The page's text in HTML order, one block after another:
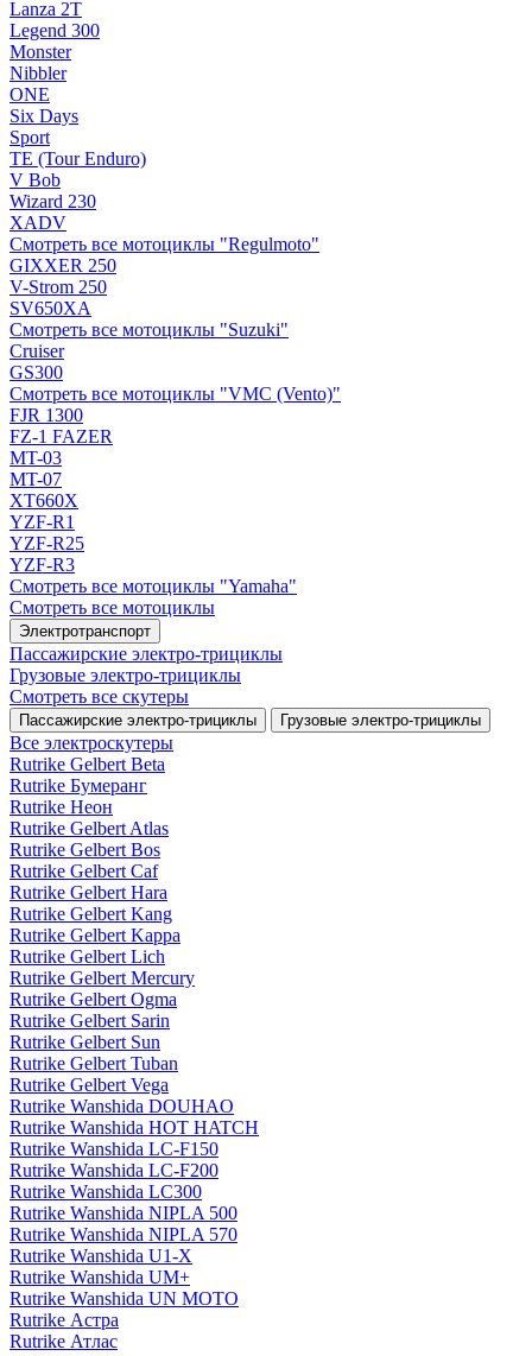
Lanza 2T
Legend 300
Monster
Nibbler
ONE
Six Days
Sport
TE (Tour Enduro)
V Bob
Wizard 230
XADV
Смотреть все мотоциклы "Regulmoto"
GIXXER 250
V-Strom 250
SV650XA
Смотреть все мотоциклы "Suzuki"
Cruiser
GS300
Смотреть все мотоциклы "VMC (Vento)"
FJR 1300
FZ-1 FAZER
MT-03
MT-07
XT660X
YZF-R1
YZF-R25
YZF-R3
Смотреть все мотоциклы "Yamaha"
Смотреть все мотоциклы
Электротранспорт
Пассажирские электро‑трициклы
Грузовые электро‑трициклы
Смотреть все скутеры
Пассажирские электро‑трициклы Грузовые электро‑трициклы
Все электро­скутеры
Rutrike Gelbert Beta
Rutrike Бумеранг
Rutrike Неон
Rutrike Gelbert Atlas
Rutrike Gelbert Bos
Rutrike Gelbert Caf
Rutrike Gelbert Hara
Rutrike Gelbert Kang
Rutrike Gelbert Kappa
Rutrike Gelbert Lich
Rutrike Gelbert Mercury
Rutrike Gelbert Ogma
Rutrike Gelbert Sarin
Rutrike Gelbert Sun
Rutrike Gelbert Tuban
Rutrike Gelbert Vega
Rutrike Wanshida DOUHAO
Rutrike Wanshida HOT HATCH
Rutrike Wanshida LC-F150
Rutrike Wanshida LC-F200
Rutrike Wanshida LC300
Rutrike Wanshida NIPLA 500
Rutrike Wanshida NIPLA 570
Rutrike Wanshida U1-X
Rutrike Wanshida UM+
Rutrike Wanshida UN MOTO
Rutrike Астра
Rutrike Атлас